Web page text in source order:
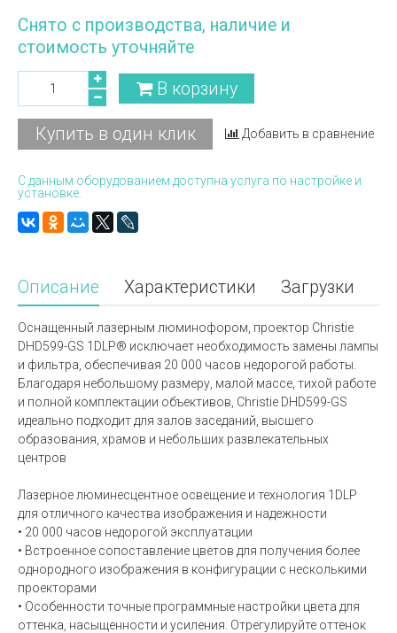
Снято с производства, наличие и
стоимость уточняйте
В корзину
Купить в один клик Добавить в сравнение
С данным оборудованием доступна услуга по настройке и
установке.
Описание Характеристики Загрузки
Оснащенный лазерным люминофором, проектор Christie
DHD599-GS 1DLP® исключает необходимость замены лампы
и фильтра, обеспечивая 20 000 часов недорогой работы.
Благодаря небольшому размеру, малой массе, тихой работе
и полной комплектации объективов, Christie DHD599-GS
идеально подходит для залов заседаний, высшего
образования, храмов и небольших развлекательных
центров
Лазерное люминесцентное освещение и технология 1DLP
для отличного качества изображения и надежности
• 20 000 часов недорогой эксплуатации
• Встроенное сопоставление цветов для получения более
однородного изображения в конфигурации с несколькими
проекторами
• Особенности точные программные настройки цвета для
оттенка, насыщенности и усиления. Отрегулируйте оттенок